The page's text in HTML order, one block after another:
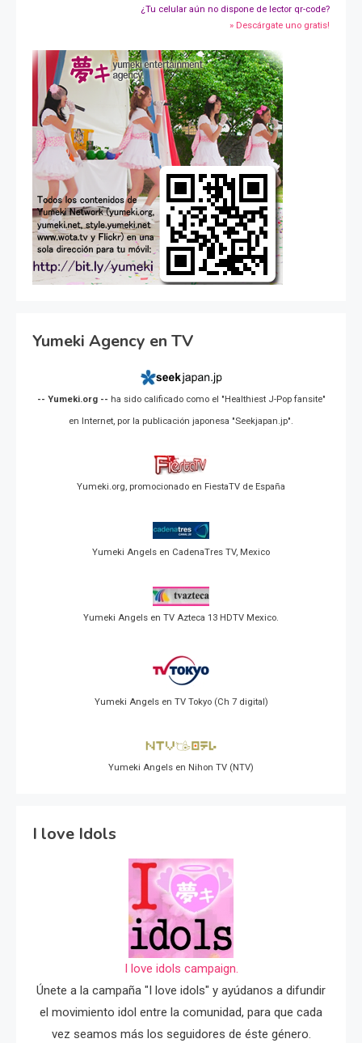
¿Tu celular aún no dispone de lector qr-code?
» Descárgate uno gratis!
Yumeki Agency en TV
-- Yumeki.org -- ha sido calificado como el "Healthiest J-Pop fansite"
en Internet, por la publicación japonesa "Seekjapan.jp".
Yumeki.org, promocionado en FiestaTV de España
Yumeki Angels en CadenaTres TV, Mexico
Yumeki Angels en TV Azteca 13 HDTV Mexico.
Yumeki Angels en TV Tokyo (Ch 7 digital)
Yumeki Angels en Nihon TV (NTV)
I love Idols
I love idols campaign.
Únete a la campaña "I love idols" y ayúdanos a difundir
el movimiento idol entre la comunidad, para que cada
vez seamos más los seguidores de éste género.